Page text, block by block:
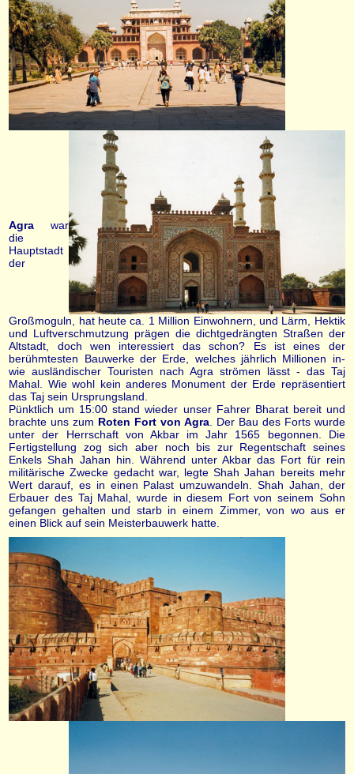
Agra war
die
Hauptstadt
der
Großmoguln, hat heute ca. 1 Million Einwohnern, und Lärm, Hektik
und Luftverschmutzung prägen die dichtgedrängten Straßen der
Altstadt, doch wen interessiert das schon? Es ist eines der
berühmtesten Bauwerke der Erde, welches jährlich Millionen in-
wie ausländischer Touristen nach Agra strömen lässt - das Taj
Mahal. Wie wohl kein anderes Monument der Erde repräsentiert
das Taj sein Ursprungsland.
Pünktlich um 15:00 stand wieder unser Fahrer Bharat bereit und
brachte uns zum Roten Fort von Agra. Der Bau des Forts wurde
unter der Herrschaft von Akbar im Jahr 1565 begonnen. Die
Fertigstellung zog sich aber noch bis zur Regentschaft seines
Enkels Shah Jahan hin. Während unter Akbar das Fort für rein
militärische Zwecke gedacht war, legte Shah Jahan bereits mehr
Wert darauf, es in einen Palast umzuwandeln. Shah Jahan, der
Erbauer des Taj Mahal, wurde in diesem Fort von seinem Sohn
gefangen gehalten und starb in einem Zimmer, von wo aus er
einen Blick auf sein Meisterbauwerk hatte.